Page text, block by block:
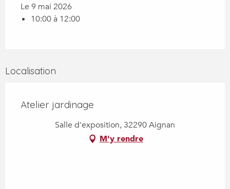
Le 9 mai 2026
10:00 à 12:00
Localisation
Atelier jardinage
Salle d'exposition, 32290 Aignan
M'y rendre